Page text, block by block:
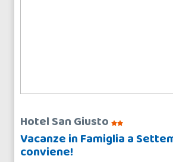
Hotel San Giusto
Vacanze in Famiglia a
conviene!